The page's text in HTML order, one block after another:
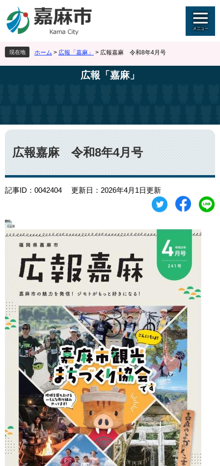
ジ
先
頭
で
ュ
を
飛
ば
現在地 ホーム > 広報「嘉麻」 > 広報嘉麻 令和8年4月号
広報「嘉麻」
本
文
広報嘉麻 令和8年4月号
記事ID：0042404 更新日：2026年4月1日更新